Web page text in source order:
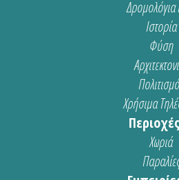
Δρομολόγια
Ιστορία
Φύση
Χρήσιμα
Περιοχές
Χωριά